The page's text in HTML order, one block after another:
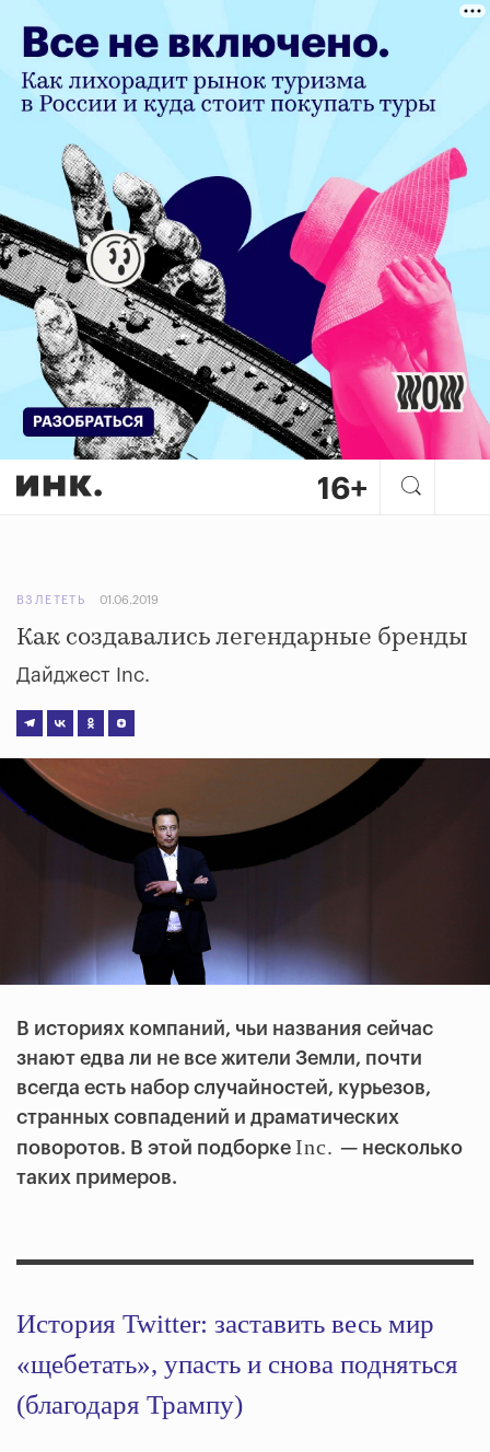
ВЗЛЕТЕТЬ 01.06.2019
Как создавались легендарные бренды
Дайджест Inc.
В историях компаний, чьи названия сейчас
знают едва ли не все жители Земли, почти
всегда есть набор случайностей, курьезов,
странных совпадений и драматических
поворотов. В этой подборке Inc. — несколько
таких примеров.
История Twitter: заставить весь мир
«щебетать», упасть и снова подняться
(благодаря Трампу)